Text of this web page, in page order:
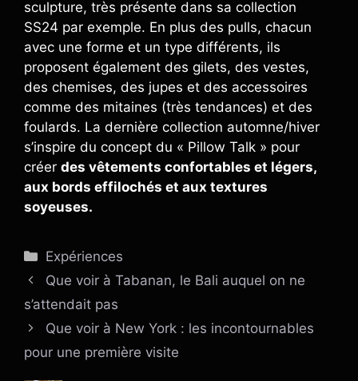
sculpture, très présente dans sa collection
SS24 par exemple. En plus des pulls, chacun
avec une forme et un type différents, ils
proposent également des gilets, des vestes,
des chemises, des jupes et des accessoires
comme des mitaines (très tendances) et des
foulards. La dernière collection automne/hiver
s’inspire du concept du « Pillow Talk » pour
créer des vêtements confortables et légers,
aux bords effilochés et aux textures
soyeuses.
Catégories
Expériences
Que voir à Tabanan, le Bali auquel on ne
s’attendait pas
Que voir à New York : les incontournables
pour une première visite